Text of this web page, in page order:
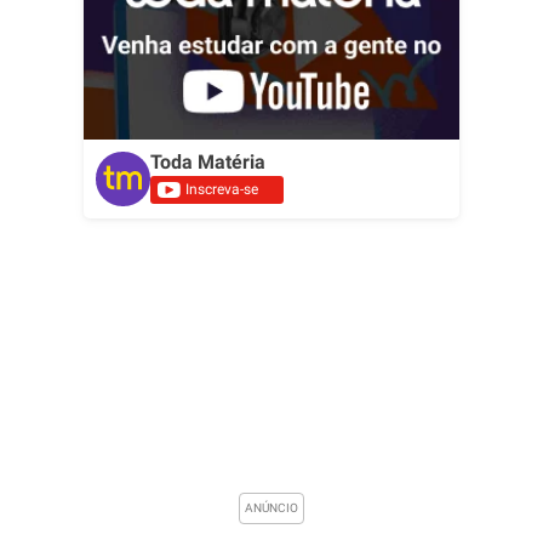
Toda Matéria
Inscreva-se